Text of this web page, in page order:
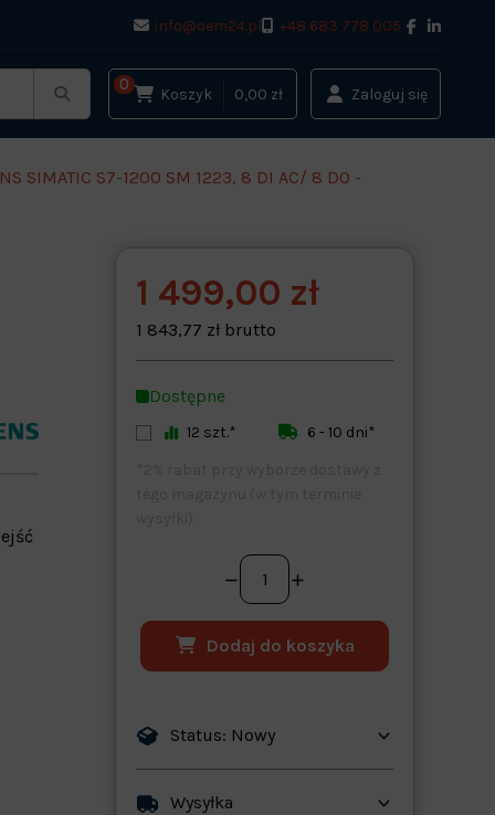
info@oem24.pl +48 683 778 005
0
Koszyk 0,00 zł Zaloguj się
SIMATIC S7-1200 SM 1223, 8 DI AC/ 8 DO -
1 499,00 zł
1 843,77 zł brutto
Dostępne
12 szt.*
6 - 10 dni*
Dodaj do koszyka
Status: Nowy
Wysyłka